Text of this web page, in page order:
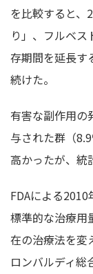
を比較すると、
り」、フルベ
存期間を延長す
続けた。
有害な副作用の
与された群（
高かったが、統
FDAによる
標準的な治療用
在の治療法を変
ロンバルディ総